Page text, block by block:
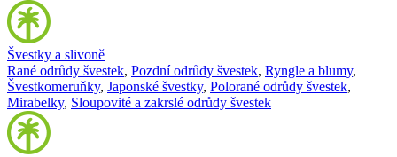
Švestky a slivoně
Rané odrůdy švestek, Pozdní odrůdy švestek, Ryngle a blumy,
Švestkomeruňky, Japonské švestky, Polorané odrůdy švestek,
Mirabelky, Sloupovité a zakrslé odrůdy švestek